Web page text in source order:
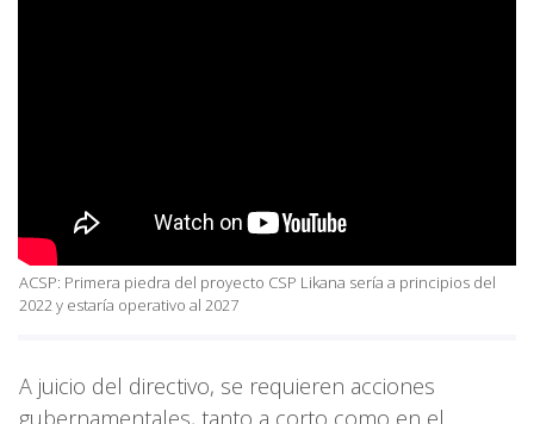
ACSP: Primera piedra del proyecto CSP Likana sería a principios del
2022 y estaría operativo al 2027
A juicio del directivo, se requieren acciones
gubernamentales, tanto a corto como en el